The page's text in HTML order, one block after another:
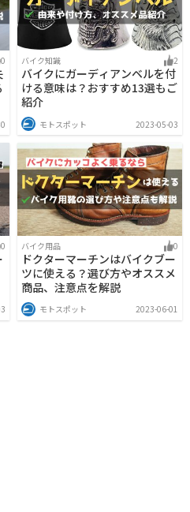
0 バイク知識 2
バイクにガーディアンベルを付
ける意味は？おすすめ13選もご
紹介
モトスポット 2023-05-03
0 バイク用品 0
ドクターマーチンはバイクブー
ツに使える？選び方やオススメ
商品、注意点を解説
モトスポット 2023-06-01